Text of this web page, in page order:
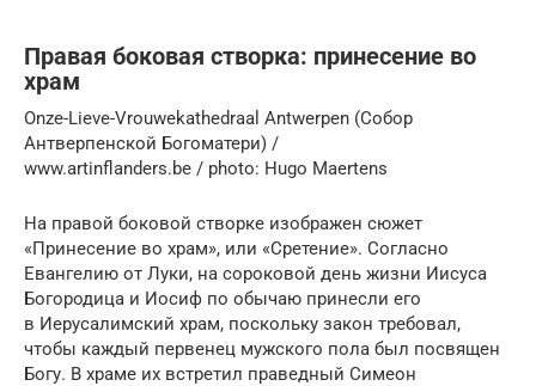
Правая боковая створка: принесение во
храм
Onze-Lieve-Vrouwekathedraal Antwerpen (Собор
Антверпенской Богоматери) /
www.artinflanders.be / photo: Hugo Maertens
На правой боковой створке изображен сюжет
«Принесение во храм», или «Сретение». Согласно
Евангелию от Луки, на сороковой день жизни Иисуса
Богородица и Иосиф по обычаю принесли его
в Иерусалимский храм, посколь­ку закон требовал,
чтобы каждый первенец мужского пола был посвящен
Богу. В храме их встретил праведный Симеон